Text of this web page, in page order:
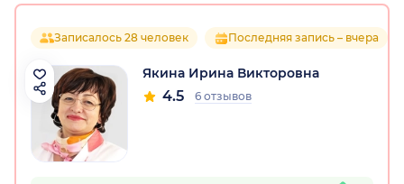
Записалось 28 человек Последняя запись – вчера
Якина Ирина Викторовна
4.5 6 отзывов